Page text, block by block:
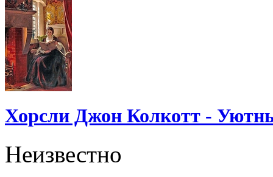
Хорсли Джон Колкотт -
Неизвестно